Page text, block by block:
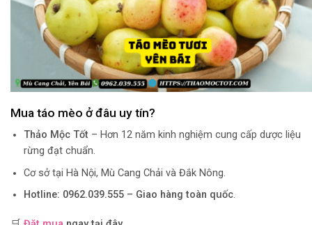
Mua táo mèo ở đâu uy tín?
Thảo Mộc Tốt – Hơn 12 năm kinh nghiệm cung cấp dược liệu
rừng đạt chuẩn.
Cơ sở tại Hà Nội, Mù Cang Chải và Đắk Nông.
Hotline: 0962.039.555 – Giao hàng toàn quốc.